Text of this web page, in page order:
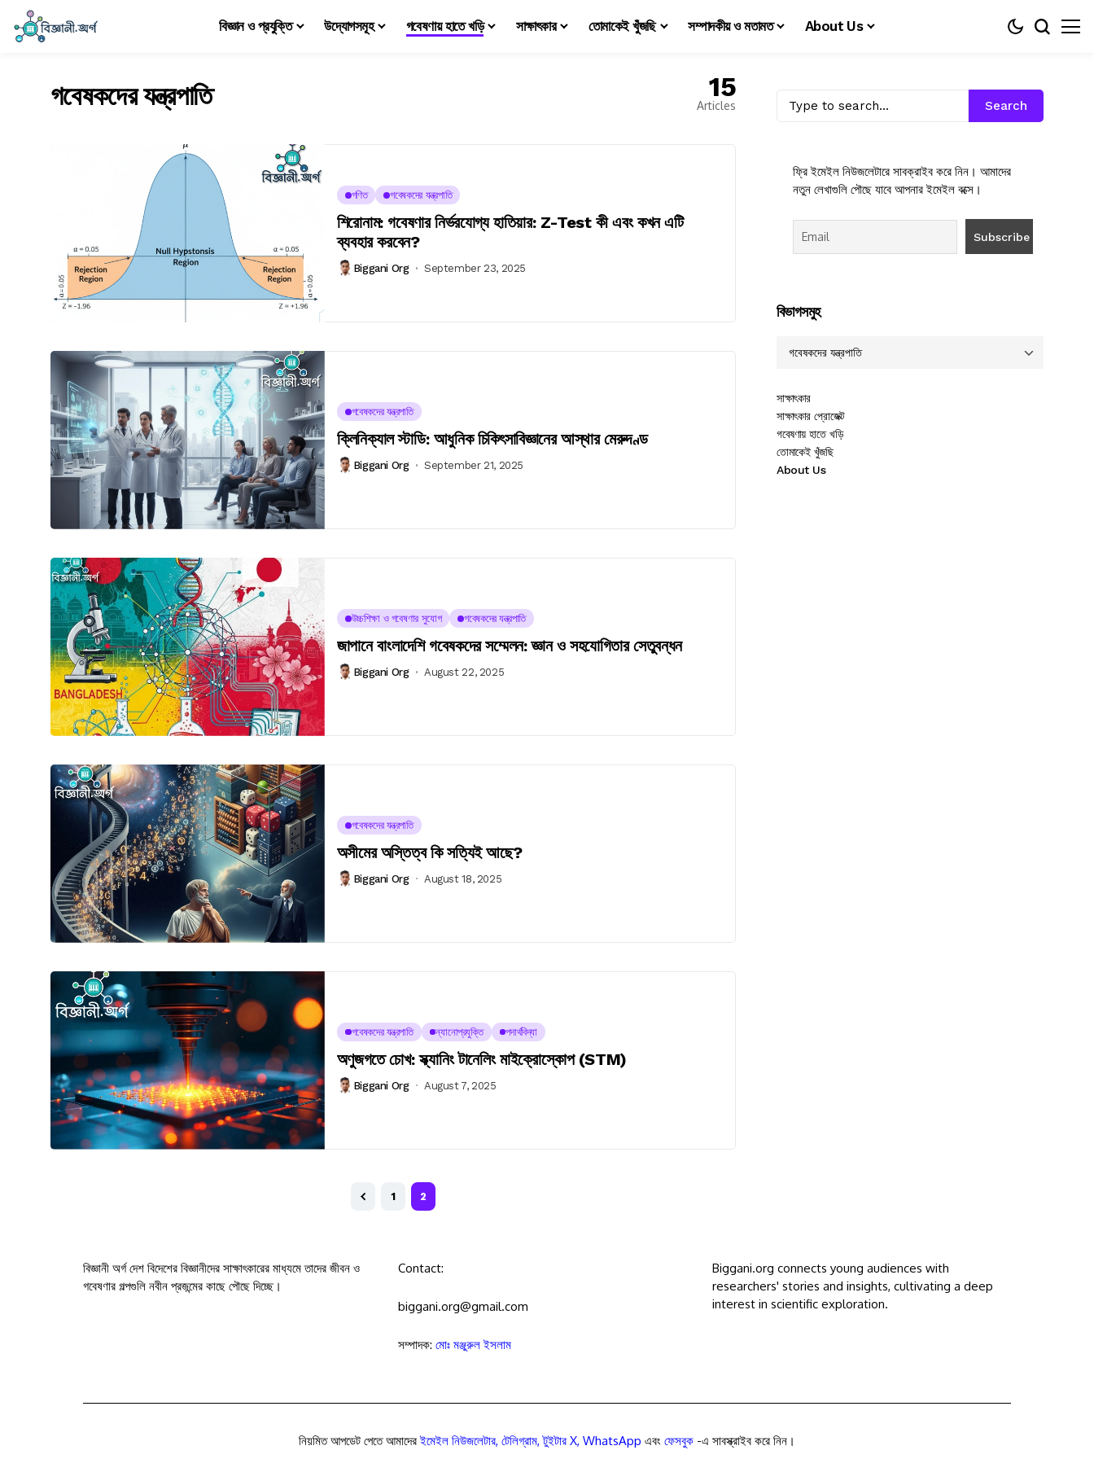
বিজ্ঞান ও প্রযুক্তি উদ্যোগসমূহ গবেষণায় হাতে খড়ি সাক্ষাৎকার তোমাকেই খুঁজছি সম্পাদকীয় ও মতামত About Us
গবেষকদের যন্ত্রপাতি 15
Articles
গণিত গবেষকদের যন্ত্রপাতি
শিরোনাম: গবেষণার নির্ভরযোগ্য হাতিয়ার: Z-Test কী এবং কখন এটি
ব্যবহার করবেন?
Biggani Org September 23, 2025
গবেষকদের যন্ত্রপাতি
ক্লিনিক্যাল স্টাডি: আধুনিক চিকিৎসাবিজ্ঞানের আস্থার মেরুদণ্ড
Biggani Org September 21, 2025
উচ্চশিক্ষা ও গবেষণার সুযোগ গবেষকদের যন্ত্রপাতি
জাপানে বাংলাদেশি গবেষকদের সম্মেলন: জ্ঞান ও সহযোগিতার সেতুবন্ধন
Biggani Org August 22, 2025
গবেষকদের যন্ত্রপাতি
অসীমের অস্তিত্ব কি সত্যিই আছে?
Biggani Org August 18, 2025
গবেষকদের যন্ত্রপাতি ন্যানোপ্রযুক্তি পদার্থবিদ্যা
অণুজগতে চোখ: স্ক্যানিং টানেলিং মাইক্রোস্কোপ (STM)
Biggani Org August 7, 2025
1 2
Search
ফ্রি ইমেইল নিউজলেটারে সাবক্রাইব করে নিন। আমাদের
নতুন লেখাগুলি পৌছে যাবে আপনার ইমেইল বক্সে।
বিভাগসমুহ
সাক্ষাৎকার
সাক্ষাৎকার প্রোজেক্ট
গবেষণায় হাতে খড়ি
তোমাকেই খুঁজছি
About Us
বিজ্ঞানী অর্গ দেশ বিদেশের বিজ্ঞানীদের সাক্ষাৎকারের মাধ্যমে তাদের জীবন ও
গবেষণার গল্পগুলি নবীন প্রজন্মের কাছে পৌছে দিচ্ছে।
Contact:
biggani.org@gmail.com
সম্পাদক: মোঃ মঞ্জুরুল ইসলাম
Biggani.org connects young audiences with
researchers' stories and insights, cultivating a deep
interest in scientific exploration.
নিয়মিত আপডেট পেতে আমাদেরইমেইল নিউজলেটার, টেলিগ্রাম,টুইটার X, WhatsApp এবং ফেসবুক -এ সাবস্ক্রাইব করে নিন।